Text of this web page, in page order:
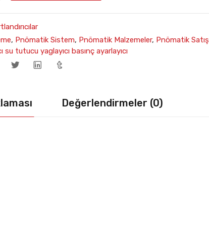
, Pnömatik Sistem, Pnömatik Malzemeler, Pnömatik Satış
tutucu yaglayıcı basınç ayarlayıcı
Değerlendirmeler (0)